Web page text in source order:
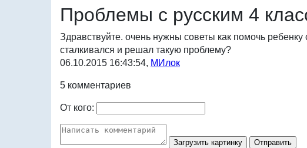
Проблемы с русским 4
Здравствуйте. очень нужны советы как помочь
сталкивался и решал такую проблему?
06.10.2015 16:43:54, МИлок
5 комментариев
От кого:
Загрузить картинку